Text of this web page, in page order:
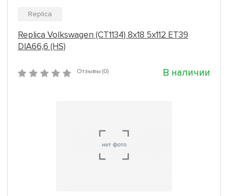
Replica
Replica Volkswagen (CT1134) 8x18 5x112 ET39
DIA66,6 (HS)
Отзывы (0) В наличии